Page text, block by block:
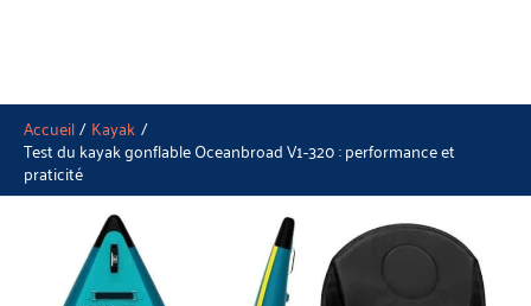
Accueil Kayak
Test du kayak gonflable Oceanbroad V1-320 : performance et
praticité